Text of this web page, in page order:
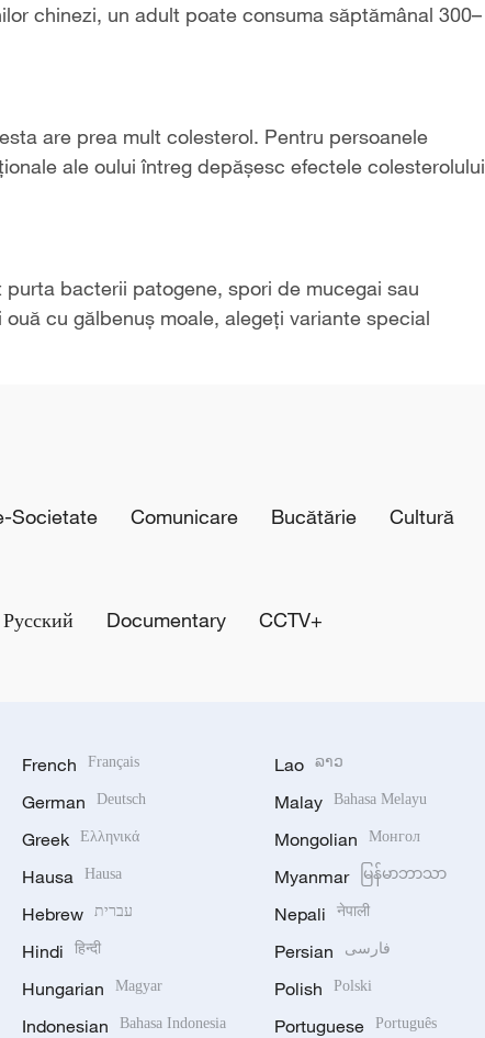
chinezi, un adult poate consuma săptămânal 300–
are prea mult colesterol. Pentru persoanele
ale oului întreg depășesc efectele colesterolului
bacterii patogene, spori de mucegai sau
cu gălbenuș moale, alegeți variante special
Societate Comunicare Bucătărie Cultură
Русский Documentary CCTV+
French Français
German Deutsch
Greek Ελληνικά
Hausa Hausa
Hebrew עברית
Hindi हिन्दी
Hungarian Magyar
Indonesian Bahasa Indonesia
Lao ລາວ
Malay Bahasa Melayu
Mongolian Монгол
Myanmar မြန်မာဘာသာ
Nepali नेपाली
Persian فارسی
Polish Polski
Portuguese Português